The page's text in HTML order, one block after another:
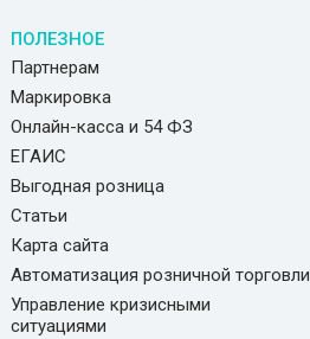
ПОЛЕЗНОЕ
Партнерам
Маркировка
Онлайн-касса и 54 ФЗ
ЕГАИС
Выгодная розница
Статьи
Карта сайта
Автоматизация розничной торговли
Управление кризисными
ситуациями